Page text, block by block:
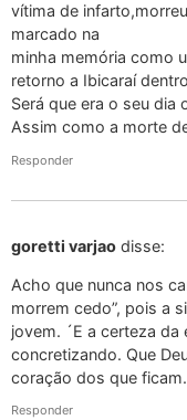
vítima de
marcado na
minha memória como
retorno a Ibicaraí
Será que era o seu dia
Assim como a morte
Responder
goretti varjao disse:
Acho que nunca nos
morrem cedo”, pois a
jovem. ´E a certeza
concretizando. Que
coração dos que ficam.
Responder